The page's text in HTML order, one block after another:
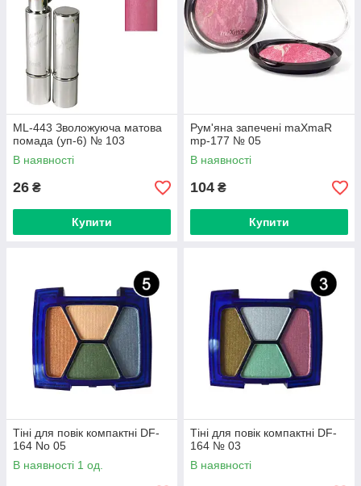
ML-443 Зволожуюча матова
помада (уп-6) № 103
В наявності
26 ₴
Купити
Рум'яна запечені maXmaR
mp-177 № 05
В наявності
104 ₴
Купити
Тіні для повік компактні DF-
164 No 05
В наявності 1 од.
Тіні для повік компактні DF-
164 № 03
В наявності